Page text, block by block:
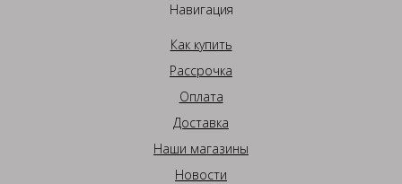
Навигация
Как купить
Рассрочка
Оплата
Доставка
Наши магазины
Новости